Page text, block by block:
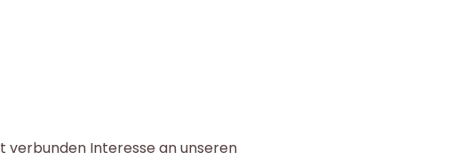
verbunden Interesse an unseren